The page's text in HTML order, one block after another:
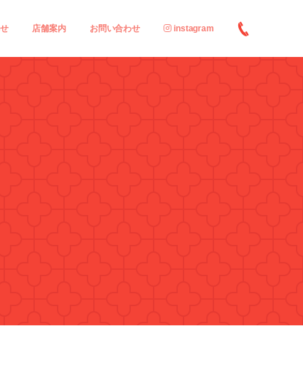
店舗案内 お問い合わせ instagram